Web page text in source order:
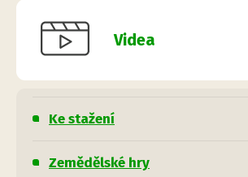
Videa
Ke stažení
Zemědělské hry